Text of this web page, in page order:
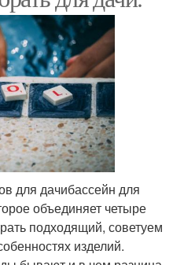
для дачибассейн для
объединяет четыре
подходящий, советуем
изделий.